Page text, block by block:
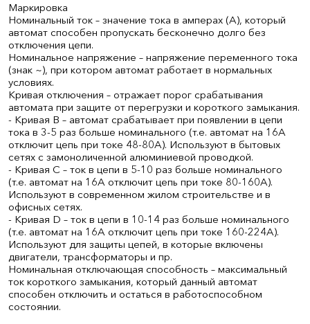
Маркировка
Номинальный ток – значение тока в амперах (А), который
автомат способен пропускать бесконечно долго без
отключения цепи.
Номинальное напряжение – напряжение переменного тока
(знак ~), при котором автомат работает в нормальных
условиях.
Кривая отключения – отражает порог срабатывания
автомата при защите от перегрузки и короткого замыкания.
- Кривая B – автомат срабатывает при появлении в цепи
тока в 3-5 раз больше номинального (т.е. автомат на 16А
отключит цепь при токе 48-80А). Используют в бытовых
сетях с замоноличенной алюминиевой проводкой.
- Кривая С – ток в цепи в 5-10 раз больше номинального
(т.е. автомат на 16А отключит цепь при токе 80-160А).
Используют в современном жилом строительстве и в
офисных сетях.
- Кривая D – ток в цепи в 10-14 раз больше номинального
(т.е. автомат на 16А отключит цепь при токе 160-224А).
Используют для защиты цепей, в которые включены
двигатели, трансформаторы и пр.
Номинальная отключающая способность – максимальный
ток короткого замыкания, который данный автомат
способен отключить и остаться в работоспособном
состоянии.